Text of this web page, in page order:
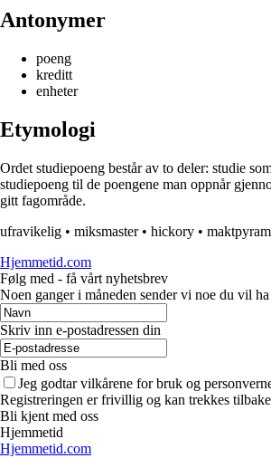
Antonymer
poeng
kreditt
enheter
Etymologi
Ordet studiepoeng består av to deler: studie
studiepoeng til de poengene man oppnår
gitt fagområde.
ufravikelig • miksmaster• hickory •
Hjemmetid.com
Følg med - få vårt nyhetsbrev
Noen ganger i måneden sender vi noe du vil ha
Skriv inn e-postadressen din
Bli med oss
Jeg godtar vilkårene for bruk og
Registreringen er frivillig og kan trekkes
Bli kjent med oss
Hjemmetid
Hjemmetid.com